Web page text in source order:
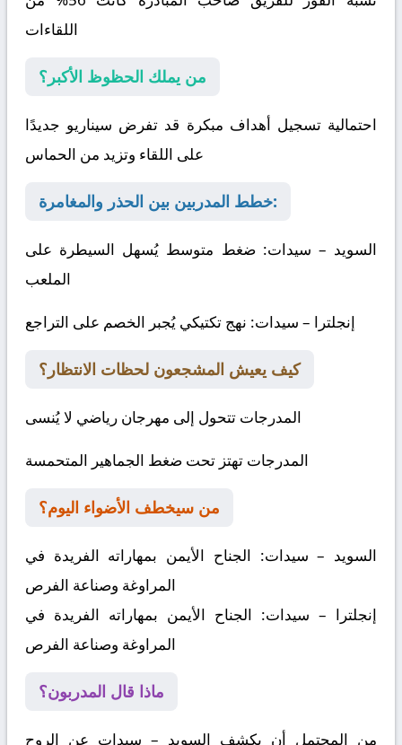
اللقاءات
من يملك الحظوظ الأكبر؟
احتمالية تسجيل أهداف مبكرة قد تفرض سيناريو جديدًا
على اللقاء وتزيد من الحماس
خطط المدربين بين الحذر والمغامرة:
السويد – سيدات: ضغط متوسط يُسهل السيطرة على
الملعب
إنجلترا – سيدات: نهج تكتيكي يُجبر الخصم على التراجع
كيف يعيش المشجعون لحظات الانتظار؟
المدرجات تتحول إلى مهرجان رياضي لا يُنسى
المدرجات تهتز تحت ضغط الجماهير المتحمسة
من سيخطف الأضواء اليوم؟
السويد – سيدات: الجناح الأيمن بمهاراته الفريدة في
المراوغة وصناعة الفرص
إنجلترا – سيدات: الجناح الأيمن بمهاراته الفريدة في
المراوغة وصناعة الفرص
ماذا قال المدربون؟
من المحتمل أن يكشف السويد – سيدات عن الروح